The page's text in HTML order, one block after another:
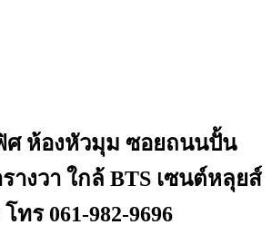
ศ ห้องหัวมุม ซอยถนนปั้น
างวา ใกล้ BTS เซนต์หลุยส์
ทร 061-982-9696